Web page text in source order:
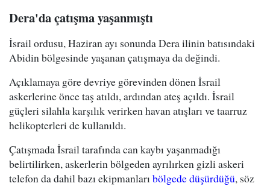
Dera'da çatışma yaşanmıştı
İsrail ordusu, Haziran ayı sonunda Dera ilinin batısındaki
Abidin bölgesinde yaşanan çatışmaya da değindi.
Açıklamaya göre devriye görevinden dönen İsrail
askerlerine önce taş atıldı, ardından ateş açıldı. İsrail
güçleri silahla karşılık verirken havan atışları ve taarruz
helikopterleri de kullanıldı.
Çatışmada İsrail tarafında can kaybı yaşanmadığı
belirtilirken, askerlerin bölgeden ayrılırken gizli askeri
telefon da dahil bazı ekipmanları bölgede düşürdüğü, söz